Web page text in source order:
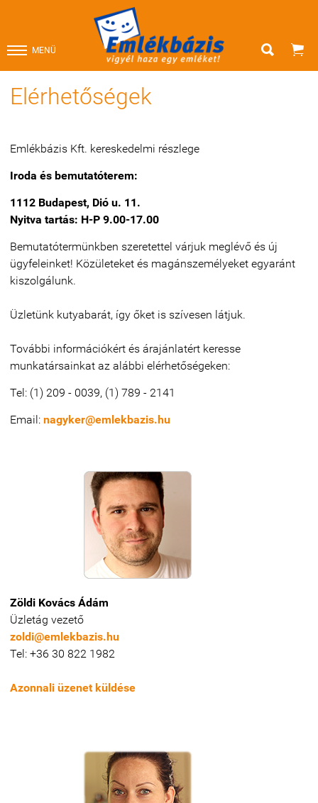
MENÜ  
Elérhetőségek
Emlékbázis Kft. kereskedelmi részlege
Iroda és bemutatóterem:
1112 Budapest, Dió u. 11.
Nyitva tartás: H-P 9.00-17.00
Bemutatótermünkben szeretettel várjuk meglévő és új
ügyfeleinket! Közületeket és magánszemélyeket egyaránt
kiszolgálunk.
Üzletünk kutyabarát, így őket is szívesen látjuk.
További információkért és árajánlatért keresse
munkatársainkat az alábbi elérhetőségeken:
Tel: (1) 209 - 0039, (1) 789 - 2141
Email: nagyker@emlekbazis.hu
Zöldi Kovács Ádám
Üzletág vezető
zoldi@emlekbazis.hu
Tel: +36 30 822 1982
Azonnali üzenet küldése